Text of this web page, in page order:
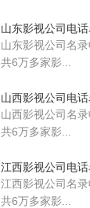
山东影视公司电
山东影视公司名
共6万多家影...
山西影视公司电
山西影视公司名
共6万多家影...
江西影视公司电
江西影视公司名
共6万多家影...